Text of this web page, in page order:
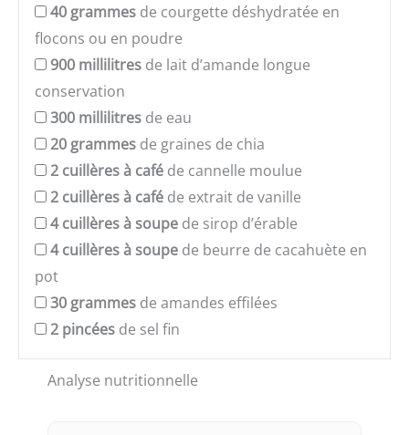
40 grammes de courgette déshydratée en
flocons ou en poudre
900 millilitres de lait d’amande longue
conservation
300 millilitres de eau
20 grammes de graines de chia
2 cuillères à café de cannelle moulue
2 cuillères à café de extrait de vanille
4 cuillères à soupe de sirop d’érable
4 cuillères à soupe de beurre de cacahuète en
pot
30 grammes de amandes effilées
2 pincées de sel fin
Analyse nutritionnelle